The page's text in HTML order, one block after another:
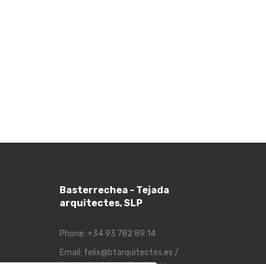
Basterrechea - Tejada
arquitectes, SLP
Phone: +34 93 782 89 14
Email: felix@btarquitectes.es /